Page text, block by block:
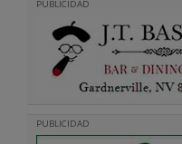
PUBLICIDAD
PUBLICIDAD